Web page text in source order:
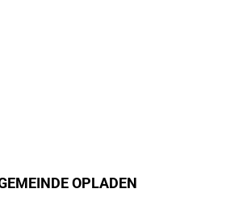
OPLADEN